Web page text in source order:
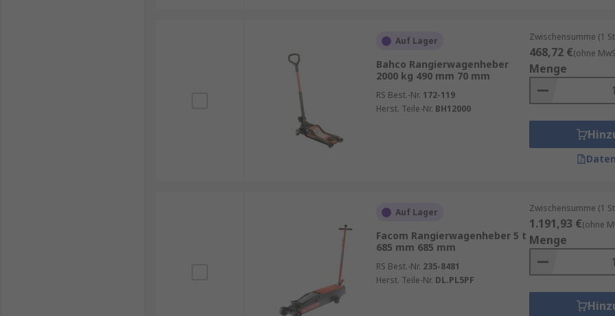
Auf Lager
Bahco Rangierwagenheber
2000 kg 490 mm 70 mm
RS Best.-Nr. 172-119
Herst. Teile-Nr. BH12000
Zwischensumme (1
468,72 €(ohne
Menge
Auf Lager
Facom Rangierwagenheber 5 t
685 mm 685 mm
RS Best.-Nr. 235-8481
Herst. Teile-Nr. DL.PL5PF
Zwischensumme (1
1.191,93 €(ohne
Menge